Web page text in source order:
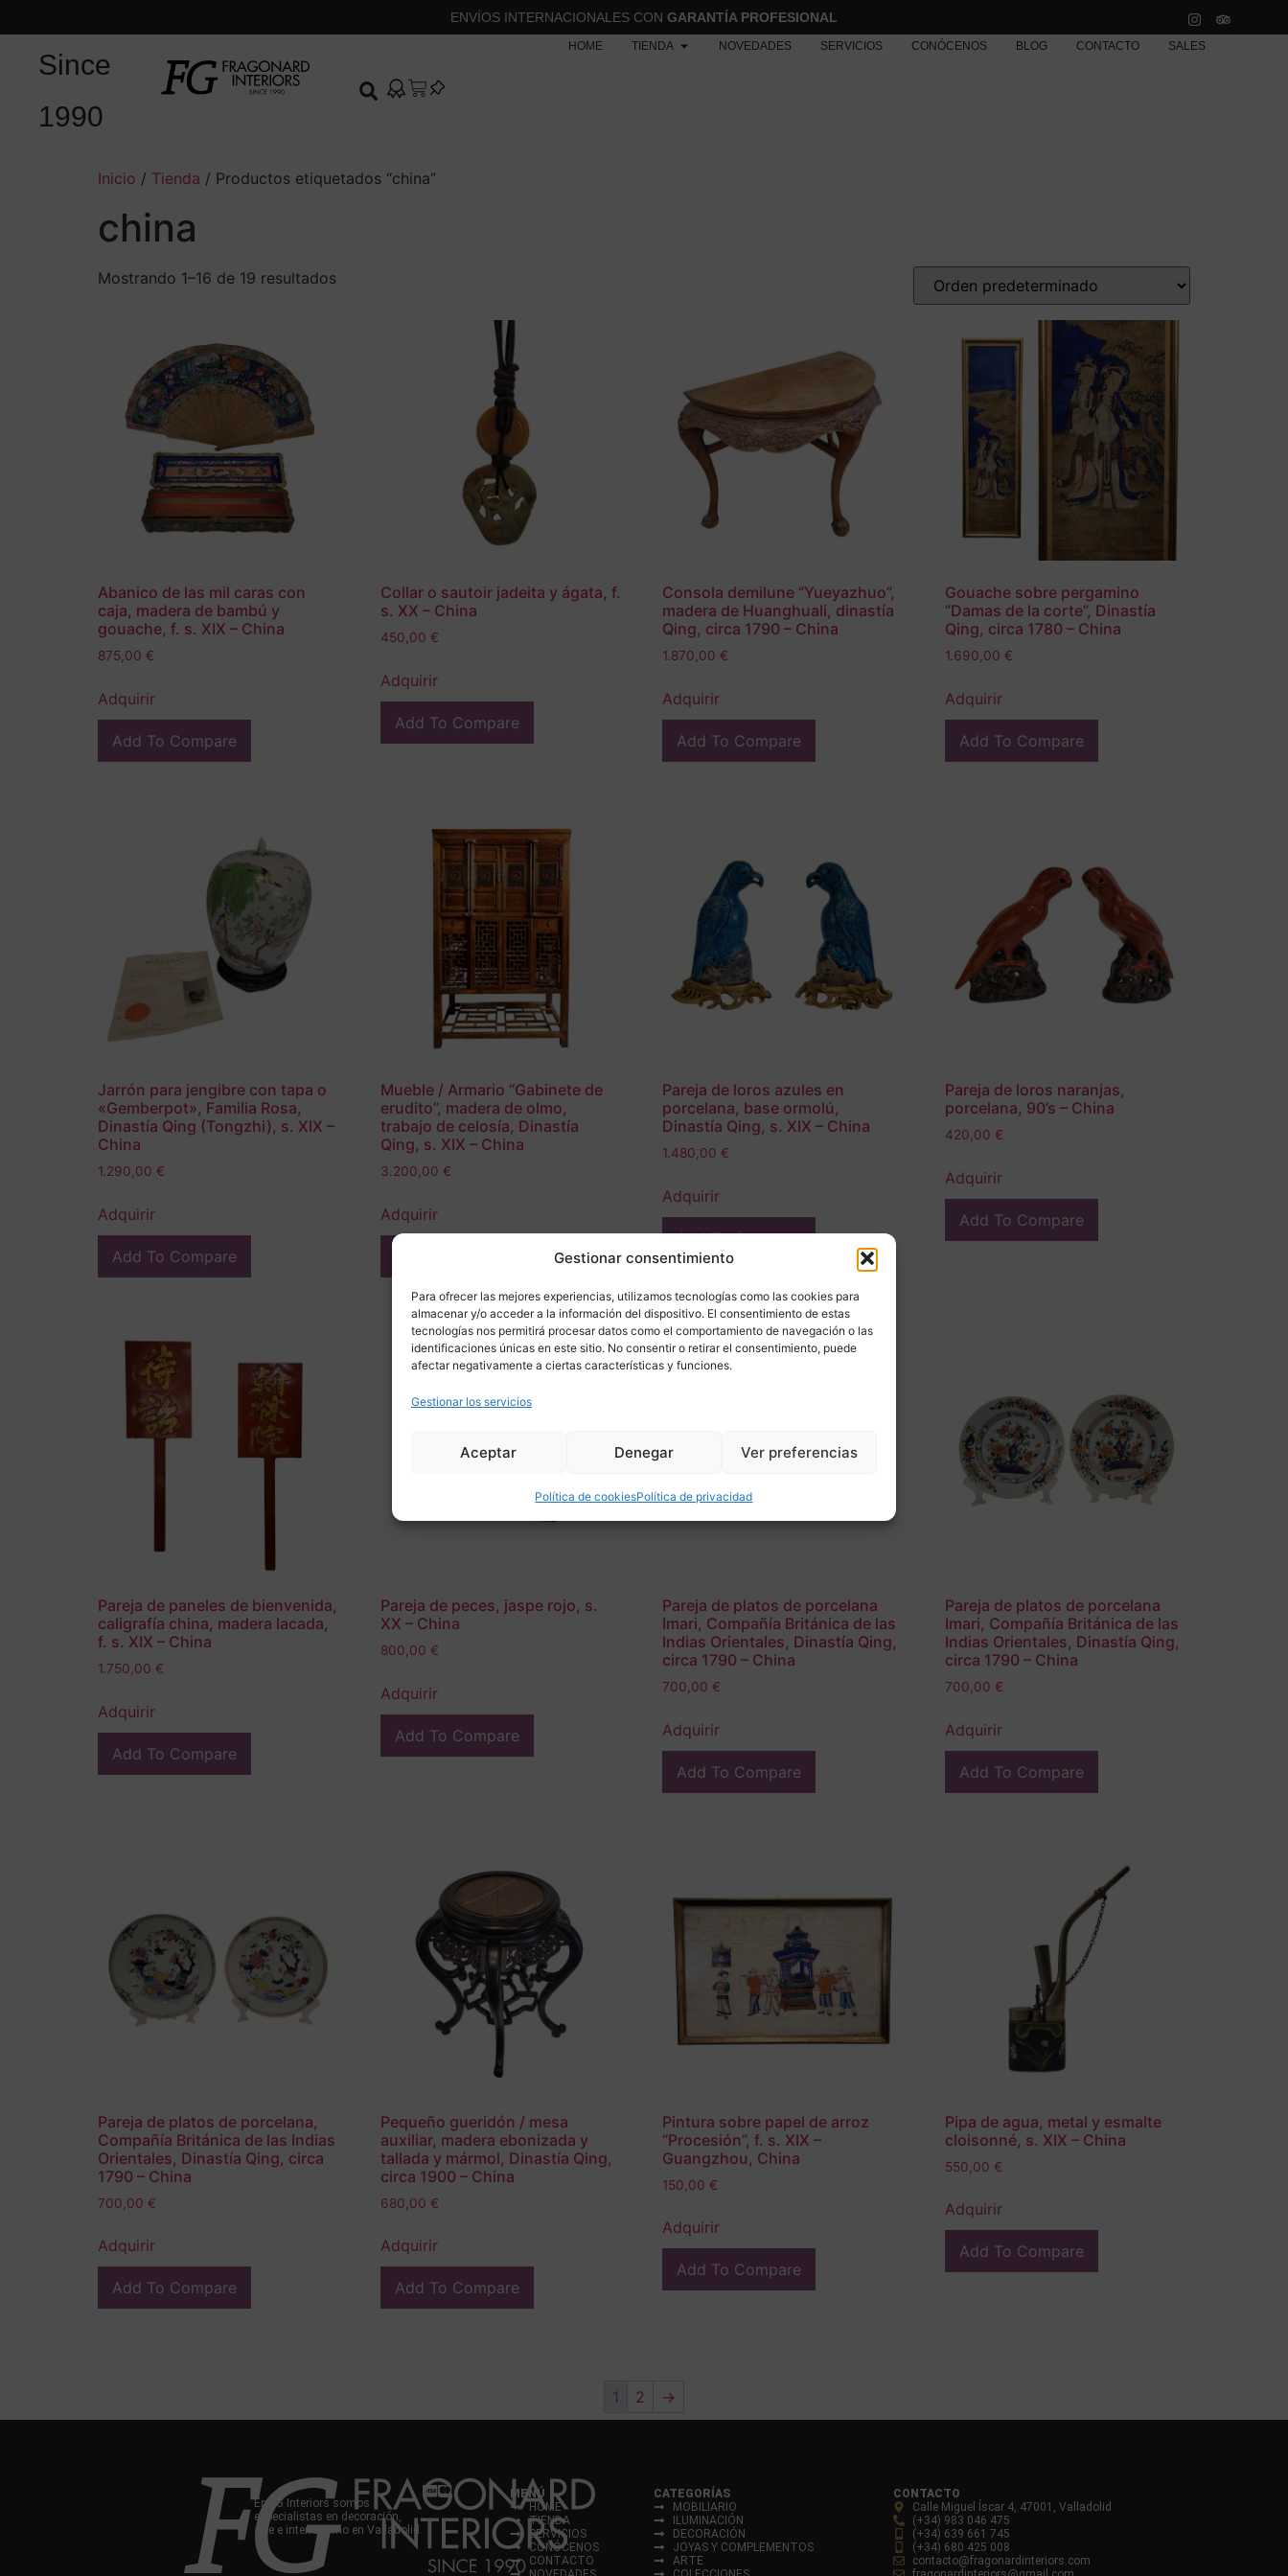
Gestionar consentimiento
Para ofrecer las mejores experiencias, utilizamos tecnologías como las cookies para
almacenar y/o acceder a la información del dispositivo. El consentimiento de estas
tecnologías nos permitirá procesar datos como el comportamiento de navegación o las
identificaciones únicas en este sitio. No consentir o retirar el consentimiento, puede
afectar negativamente a ciertas características y funciones.
Gestionar los servicios
Aceptar Denegar Ver preferencias
Política de cookiesPolítica de privacidad
ENVÍOS INTERNACIONALES CON GARANTÍA PROFESIONAL
Since
1990
HOME TIENDA NOVEDADES SERVICIOS CONÓCENOS BLOG CONTACTO SALES
Inicio / Tienda / Productos etiquetados “china”
china
Mostrando 1–16 de 19 resultados
Abanico de las mil caras con
caja, madera de bambú y
gouache, f. s. XIX – China
875,00 €
Adquirir
Add To Compare
Collar o sautoir jadeita y ágata, f.
s. XX – China
450,00 €
Adquirir
Add To Compare
Consola demilune “Yueyazhuo”,
madera de Huanghuali, dinastía
Qing, circa 1790 – China
1.870,00 €
Adquirir
Add To Compare
Gouache sobre pergamino
“Damas de la corte”, Dinastía
Qing, circa 1780 – China
1.690,00 €
Adquirir
Add To Compare
Jarrón para jengibre con tapa o
«Gemberpot», Familia Rosa,
Dinastía Qing (Tongzhi), s. XIX –
China
1.290,00 €
Adquirir
Add To Compare
Mueble / Armario “Gabinete de
erudito”, madera de olmo,
trabajo de celosía, Dinastía
Qing, s. XIX – China
3.200,00 €
Adquirir
Pareja de loros azules en
porcelana, base ormolú,
Dinastía Qing, s. XIX – China
1.480,00 €
Adquirir
Add To Compare
Pareja de loros naranjas,
porcelana, 90’s – China
420,00 €
Adquirir
Add To Compare
Pareja de paneles de bienvenida,
caligrafía china, madera lacada,
f. s. XIX – China
1.750,00 €
Adquirir
Add To Compare
Pareja de peces, jaspe rojo, s.
XX – China
800,00 €
Adquirir
Add To Compare
Pareja de platos de porcelana
Imari, Compañía Británica de las
Indias Orientales, Dinastía Qing,
circa 1790 – China
700,00 €
Adquirir
Add To Compare
Pareja de platos de porcelana
Imari, Compañía Británica de las
Indias Orientales, Dinastía Qing,
circa 1790 – China
700,00 €
Adquirir
Add To Compare
Pareja de platos de porcelana,
Compañía Británica de las Indias
Orientales, Dinastía Qing, circa
1790 – China
700,00 €
Adquirir
Add To Compare
Pequeño gueridón / mesa
auxiliar, madera ebonizada y
tallada y mármol, Dinastía Qing,
circa 1900 – China
680,00 €
Adquirir
Add To Compare
Pintura sobre papel de arroz
“Procesión”, f. s. XIX –
Guangzhou, China
150,00 €
Adquirir
Add To Compare
Pipa de agua, metal y esmalte
cloisonné, s. XIX – China
550,00 €
Adquirir
Add To Compare
1 2 →
En FG Interiors somos
especialistas en decoración,
arte e interiorismo en Valladolid.
MENÚ
HOME
TIENDA
SERVICIOS
CONÓCENOS
CONTACTO
CATEGORÍAS
MOBILIARIO
ILUMINACIÓN
DECORACIÓN
JOYAS Y COMPLEMENTOS
ARTE
CONTACTO
Calle Miguel Íscar 4, 47001, Valladolid
(+34) 983 046 475
(+34) 639 661 745
(+34) 680 425 008
contacto@fragonardinteriors.com